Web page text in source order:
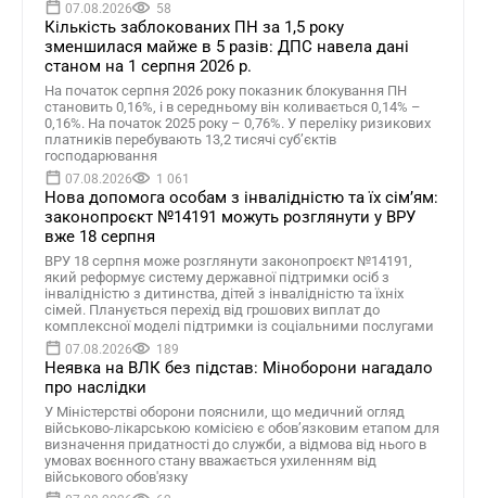
07.08.2026 58
Кількість заблокованих ПН за 1,5 року
зменшилася майже в 5 разів: ДПС навела дані
станом на 1 серпня 2026 р.
На початок серпня 2026 року показник блокування ПН
становить 0,16%, і в середньому він коливається 0,14% –
0,16%. На початок 2025 року – 0,76%. У переліку ризикових
платників перебувають 13,2 тисячі суб’єктів
господарювання
07.08.2026 1 061
Нова допомога особам з інвалідністю та їх сімʼям:
законопроєкт №14191 можуть розглянути у ВРУ
вже 18 серпня
ВРУ 18 серпня може розглянути законопроєкт №14191,
який реформує систему державної підтримки осіб з
інвалідністю з дитинства, дітей з інвалідністю та їхніх
сімей. Планується перехід від грошових виплат до
комплексної моделі підтримки із соціальними послугами
07.08.2026 189
Неявка на ВЛК без підстав: Міноборони нагадало
про наслідки
У Міністерстві оборони пояснили, що медичний огляд
військово-лікарською комісією є обов’язковим етапом для
визначення придатності до служби, а відмова від нього в
умовах воєнного стану вважається ухиленням від
військового обов'язку